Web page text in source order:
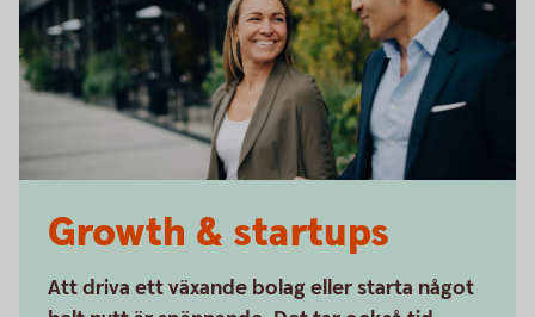
Growth & startups
Att driva ett växande bolag eller starta något